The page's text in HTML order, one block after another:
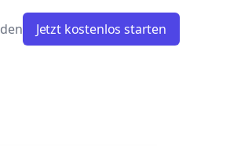
Jetzt kostenlos starten